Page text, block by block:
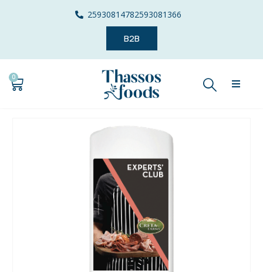
25930814782593081366
B2B
0